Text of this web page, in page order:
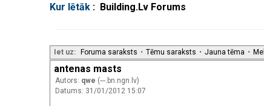
Kur lētāk : Building.Lv Forums
Iet uz: Foruma saraksts • Tēmu saraksts • Jauna tēma •
antenas masts
Autors: qwe (---.bn.ngn.lv)
Datums: 31/01/2012 15:07